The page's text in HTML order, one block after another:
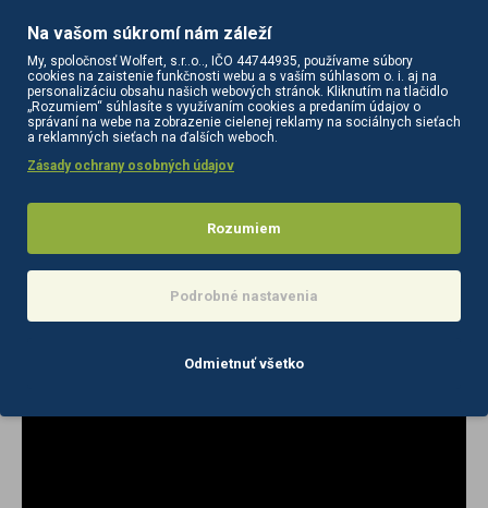
Moderné zariadenie, oceňované
odborníkmi
Ikonická brúska Saeyang Marathon 3 Champions
ergonomickým tvaromdokonale spája funkčnosť s estetikou.
Futuristický biely obaldokonale zapadne do každého interiéru a
brúska nielen dokonale plní svoje funkcie, ale je aj elegantným
Na vašom súkromí nám záleží
My, spoločnosť Wolfert, s.r..o.., IČO 44744935, používame súbory
cookies na zaistenie funkčnosti webu a s vaším súhlasom o. i. aj na
personalizáciu obsahu našich webových stránok. Kliknutím na tlačidlo
„Rozumiem“ súhlasíte s využívaním cookies a predaním údajov o
správaní na webe na zobrazenie cielenej reklamy na sociálnych sieťach
a reklamných sieťach na ďalších weboch.
Zásady ochrany osobných údajov
Rozumiem
Podrobné nastavenia
Odmietnuť všetko